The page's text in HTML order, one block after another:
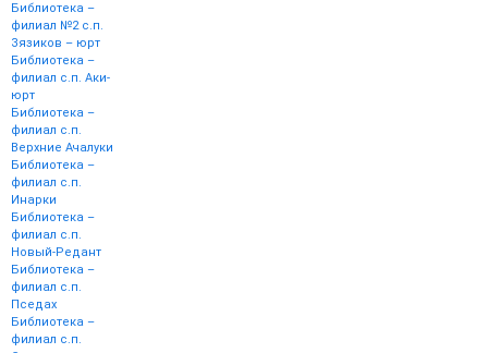
Библиотека –
филиал №2 с.п.
Зязиков – юрт
Библиотека –
филиал с.п. Аки-
юрт
Библиотека –
филиал с.п.
Верхние Ачалуки
Библиотека –
филиал с.п.
Инарки
Библиотека –
филиал с.п.
Новый-Редант
Библиотека –
филиал с.п.
Пседах
Библиотека –
филиал с.п.